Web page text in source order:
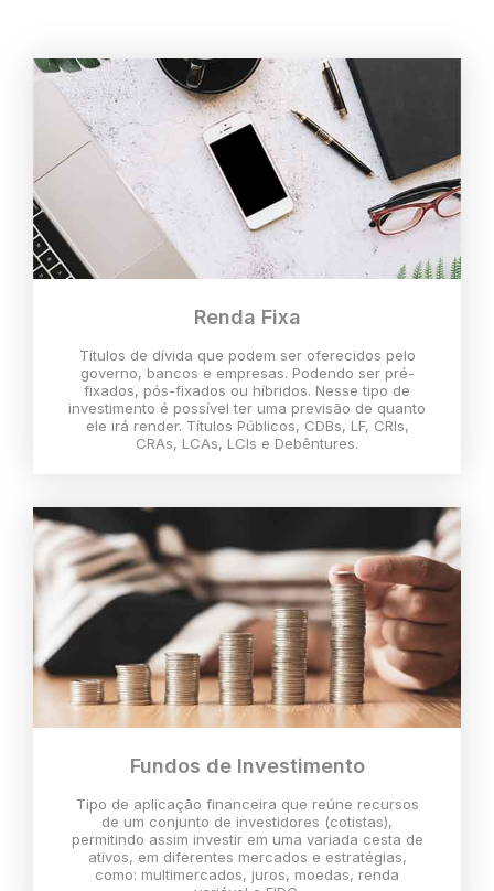
Renda Fixa
Títulos de dívida que podem ser oferecidos pelo
governo, bancos e empresas. Podendo ser pré-
fixados, pós-fixados ou híbridos. Nesse tipo de
investimento é possível ter uma previsão de quanto
ele irá render. Títulos Públicos, CDBs, LF, CRIs,
CRAs, LCAs, LCIs e Debêntures.
Fundos de Investimento
Tipo de aplicação financeira que reúne recursos
de um conjunto de investidores (cotistas),
permitindo assim investir em uma variada cesta de
ativos, em diferentes mercados e estratégias,
como: multimercados, juros, moedas, renda